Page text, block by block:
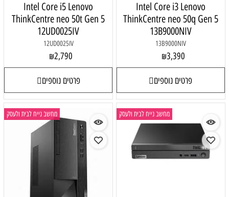
Intel Core i3 Lenovo
ThinkCentre neo 50q Gen 5
13B9000NIV
13B9000NIV
₪3,390
פרטים נוספים
Intel Core i5 Lenovo
ThinkCentre neo 50t Gen 5
12UD0025IV
12UD0025IV
₪2,790
פרטים נוספים
מחשב נייח לבית ולעסק מחשב נייח לבית ולעסק